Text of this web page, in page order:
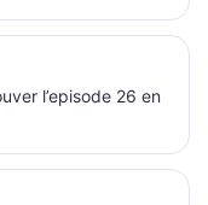
l’episode 26 en